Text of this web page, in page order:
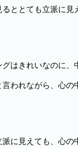
ととても立派に見
はきれいなのに、
言われながら、心の
に見えても、心の